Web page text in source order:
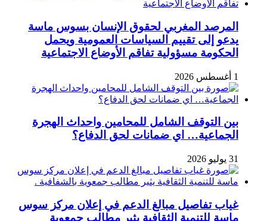
المرصد المغربي لحقوق الإنسان بسوس ماسة
يدعو إلى تقييم السياسات العمومية ويحمل
الحكومة مسؤولية تفاقم الأوضاع الاجتماعية
1 أغسطس 2026
بين التوقف الشامل للمحامين واحداث الهجرة
الجماعية… اي ضمانات لحق الدفاع؟
31 يوليو 2026
غياب تفاصيل مبالغ الدعم في إعلان مركز سوس
ماسة للتنمية الثقافية يثير مطالب جمعوية